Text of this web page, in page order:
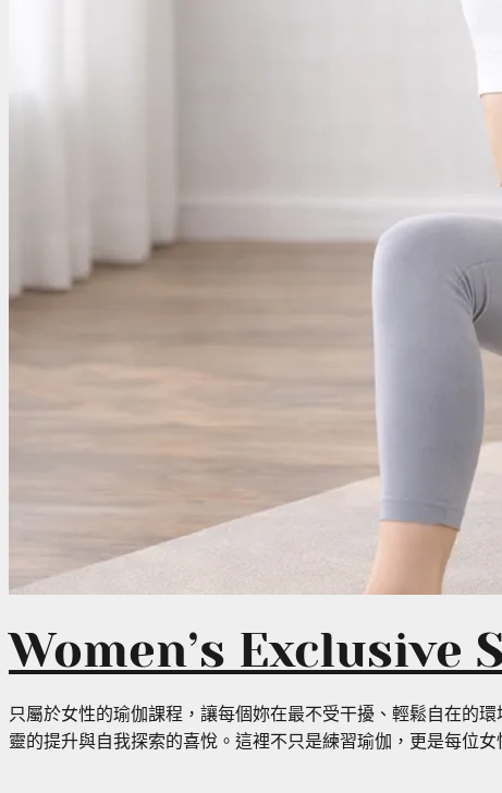
Women’s Exclusive
只屬於女性的瑜伽課程，讓每個妳在最不受干擾、輕鬆自在的
靈的提升與自我探索的喜悅。這裡不只是練習瑜伽，更是每位女